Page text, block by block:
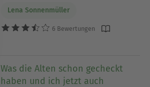
Lena Sonnenmüller
6 Bewertungen
Was die Alten schon gecheckt
haben und ich jetzt auch